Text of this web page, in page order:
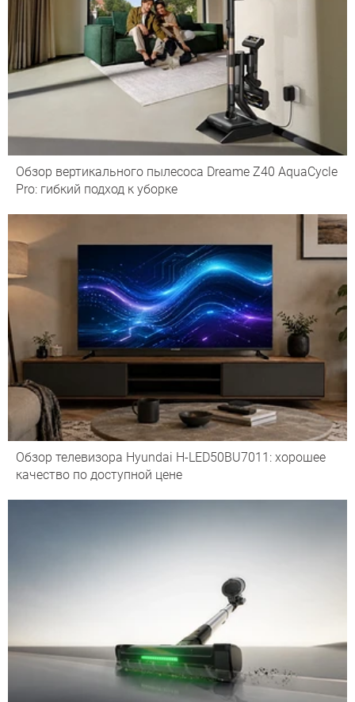
Обзор вертикального пылесоса Dreame Z40 AquaCycle
Pro: гибкий подход к уборке
Обзор телевизора Hyundai H-LED50BU7011: хорошее
качество по доступной цене